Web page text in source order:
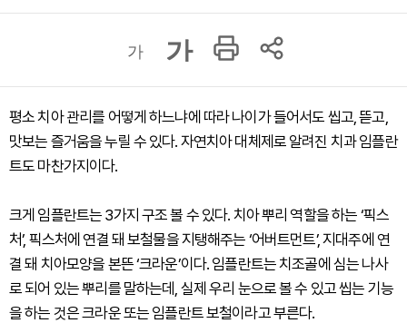
가 가
평소 치아 관리를 어떻게 하느냐에 따라 나이가 들어서도 씹고, 뜯고,
맛보는 즐거움을 누릴 수 있다. 자연치아 대체제로 알려진 치과 임플란
트도 마찬가지이다.
크게 임플란트는 3가지 구조 볼 수 있다. 치아 뿌리 역할을 하는 ‘픽스
처’, 픽스처에 연결 돼 보철물을 지탱해주는 ‘어버트먼트’, 지대주에 연
결 돼 치아모양을 본뜬 ‘크라운’이다. 임플란트는 치조골에 심는 나사
로 되어 있는 뿌리를 말하는데, 실제 우리 눈으로 볼 수 있고 씹는 기능
을 하는 것은 크라운 또는 임플란트 보철이라고 부른다.